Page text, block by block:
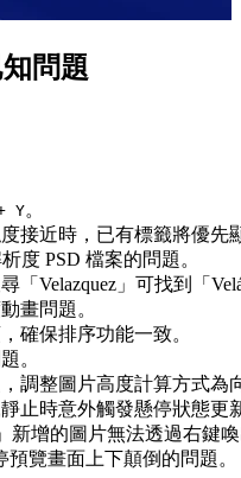
問題
Y。
接近時，已有標籤將優先
度 PSD 檔案的問題。
Velazquez」可找到「
畫問題。
確保排序功能一致。
。
調整圖片高度計算方式為
止時意外觸發懸停狀態更
增的圖片無法透過右鍵喚
覽畫面上下顛倒的問題。